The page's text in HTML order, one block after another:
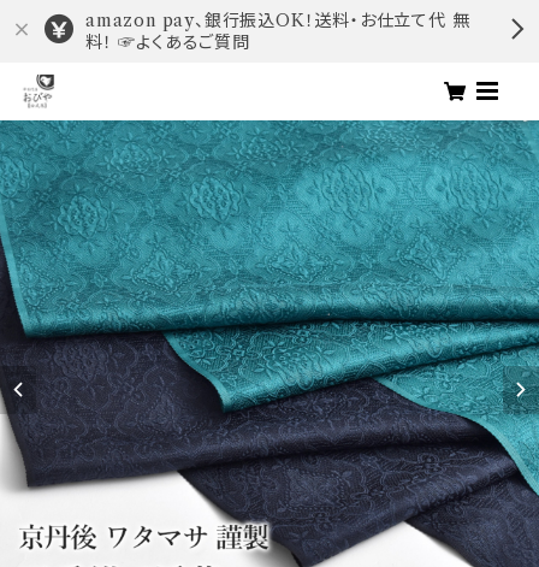
amazon pay、銀行振込OK！送料・お仕立て代 無
料！ ☞よくあるご質問